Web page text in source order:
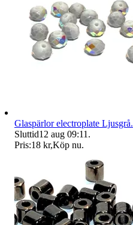
Glaspärlor electroplate Ljusgrå.
Sluttid12 aug 09:11 .
Pris:18 kr,Köp nu.